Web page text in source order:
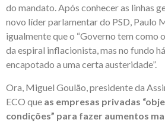
do mandato. Após conhecer as linhas
novo líder parlamentar do PSD, Paulo
igualmente que o “Governo tem como
da espiral inflacionista, mas no fundo
encapotado a uma certa austeridade”.
Ora, Miguel Goulão, presidente da
ECO que as empresas privadas
condições” para fazer aumentos